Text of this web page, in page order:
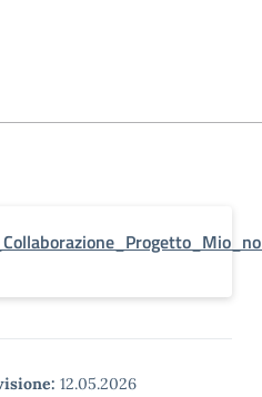
12.05.2026